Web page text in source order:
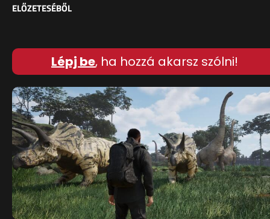
ELŐZETESÉBŐL
Lépj be, ha hozzá akarsz szólni!